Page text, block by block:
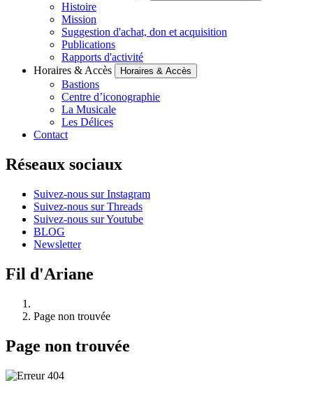
Histoire
Mission
Suggestion d'achat, don et acquisition
Publications
Rapports d'activité
Horaires & Accès
Horaires & Accès
Bastions
Centre d’iconographie
La Musicale
Les Délices
Contact
Réseaux sociaux
Suivez-nous sur Instagram
Suivez-nous sur Threads
Suivez-nous sur Youtube
BLOG
Newsletter
Fil d'Ariane
Page non trouvée
Page non trouvée